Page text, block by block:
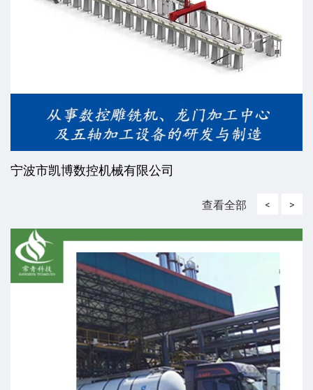
威海东发精工机械有限责任公司
查看全部 < >